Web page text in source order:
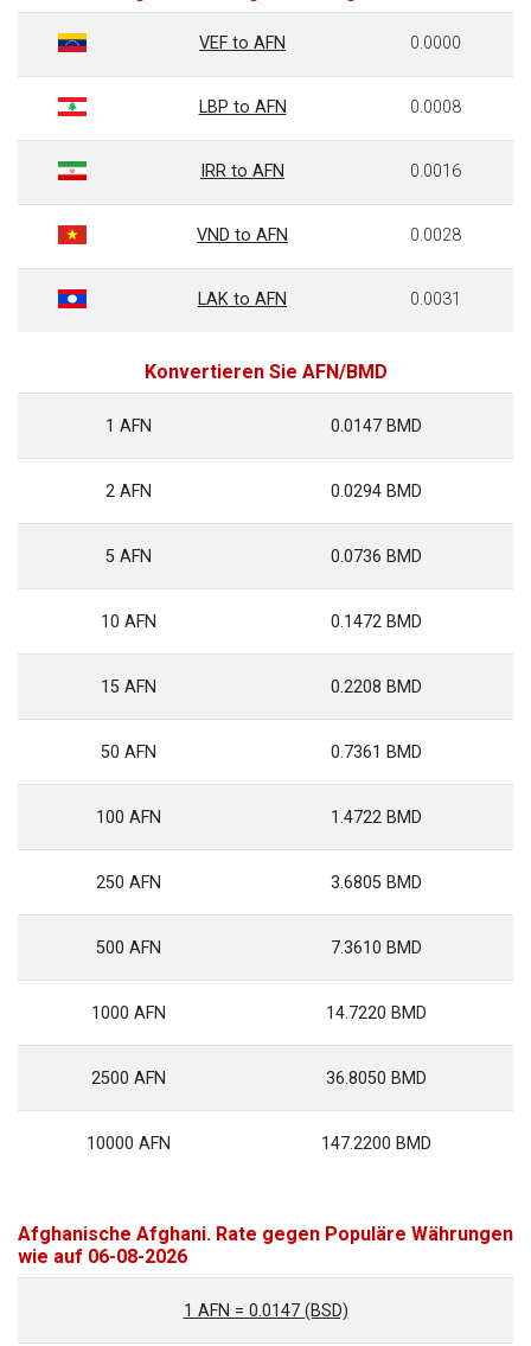
VEF to AFN 0.0000
LBP to AFN 0.0008
IRR to AFN 0.0016
VND to AFN 0.0028
LAK to AFN 0.0031
Konvertieren Sie AFN/BMD
1 AFN 0.0147 BMD
2 AFN 0.0294 BMD
5 AFN 0.0736 BMD
10 AFN 0.1472 BMD
15 AFN 0.2208 BMD
50 AFN 0.7361 BMD
100 AFN 1.4722 BMD
250 AFN 3.6805 BMD
500 AFN 7.3610 BMD
1000 AFN 14.7220 BMD
2500 AFN 36.8050 BMD
10000 AFN 147.2200 BMD
Afghanische Afghani. Rate gegen Populäre Währungen
wie auf 06-08-2026
1 AFN = 0.0147 (BSD)